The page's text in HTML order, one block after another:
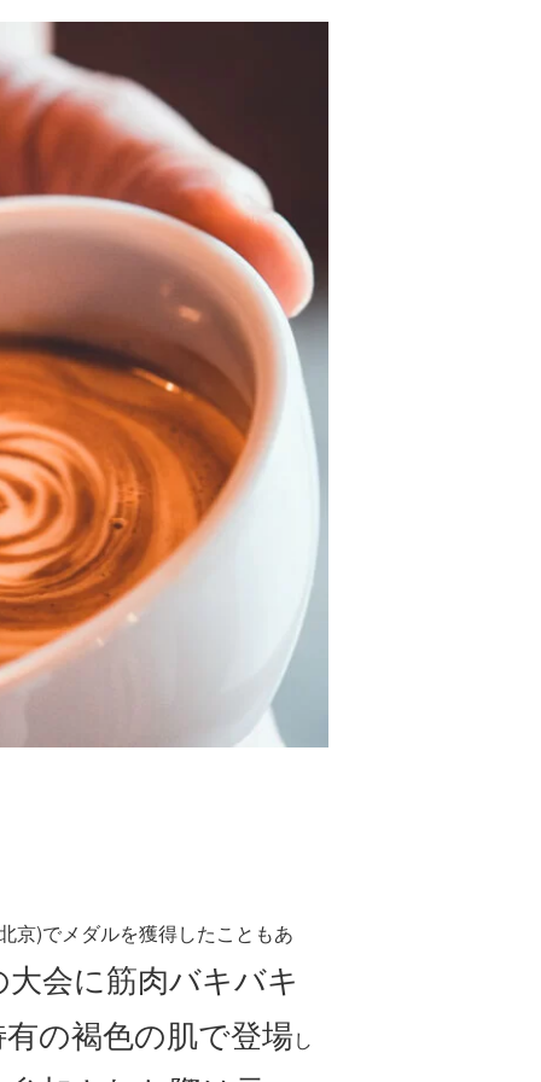
京)でメダルを獲得したこともあ
会に筋肉バキバキ
の褐色の肌で登場し